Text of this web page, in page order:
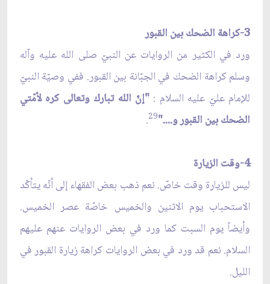
3-كراهة الضحك بين القبور
ورد في الكثير من الروايات عن النبيّ صلى الله عليه وآله
وسلم كراهة الضحك في الجبّانة بين القبور. ففي وصيّة النبيّ
للإمام عليّ عليه السلام : "إنّ الله تبارك وتعالى كره لأمّتي
الضحك بين القبور و...."29
.
4-وقت الزيارة
ليس للزيارة وقت خاصّ. نعم ذهب بعض الفقهاء إلى أنّه يتأكّد
الاستحباب يوم الاثنين والخميس خاصّة عصر الخميس.
وأيضاً يوم السبت كما ورد في بعض الروايات عنهم عليهم
السلام. نعم قد ورد في بعض الروايات كراهة زيارة القبور في
الليل.